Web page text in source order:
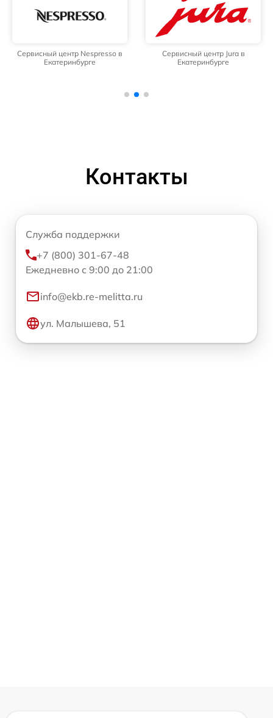
Сервисный центр Nespresso в
Екатеринбурге
Сервисный центр Jura в
Екатеринбурге
Контакты
Служба поддержки
+7 (800) 301-67-48
Ежедневно с 9:00 до 21:00
info@ekb.re-melitta.ru
ул. Малышева, 51